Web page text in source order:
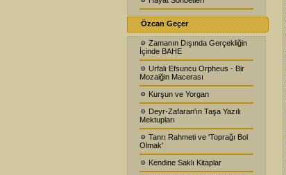
Özcan Geçer
Zamanın Dışında Gerçekliğin
İçinde BAHE
Urfalı Efsuncu Orpheus - Bir
Mozaiğin Macerası
Kurşun ve Yorgan
Deyr-Zafaran'ın Taşa Yazılı
Mektupları
Tanrı Rahmeti ve 'Toprağı Bol
Olmak'
Kendine Saklı Kitaplar